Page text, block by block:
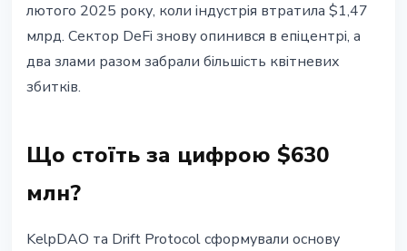
30 квітня 2026 р.3 хв читання
Наталія Дорофєєва
лютого 2025 року, коли індустрія втратила $1,47
млрд. Сектор DeFi знову опинився в епіцентрі, а
два злами разом забрали більшість квітневих
збитків.
Що стоїть за цифрою $630
млн?
KelpDAO та Drift Protocol сформували основу